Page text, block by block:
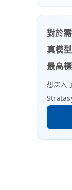
對於
真模
最高
想深入